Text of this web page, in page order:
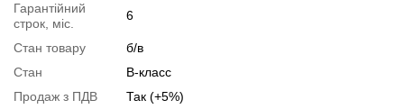
Гарантійний
строк, міс.
6
Стан товару
б/в
Стан
B-класс
Продаж з ПДВ
Так (+5%)